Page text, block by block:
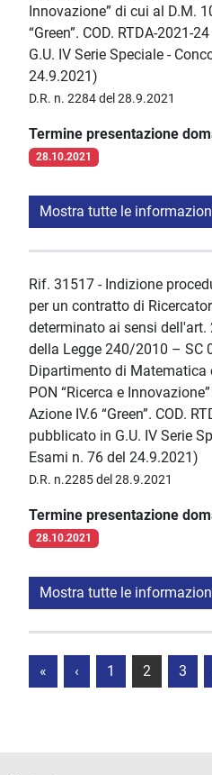
Innovazione” di cui al D.M.
“Green”. COD. RTDA-2021-
G.U. IV Serie Speciale -
24.9.2021)
D.R. n. 2284 del 28.9.2021
Termine presentazione
28.10.2021
Mostra tutte le
Rif. 31517 - Indizione
per un contratto di
determinato ai sensi dell'art.
della Legge 240/2010 – SC
Dipartimento di Matematica
PON “Ricerca e
Azione IV.6 “Green”. COD.
pubblicato in G.U. IV Serie
Esami n. 76 del 24.9.2021)
D.R. n.2285 del 28.9.2021
Termine presentazione
28.10.2021
Mostra tutte le
« ‹ 1 2 3